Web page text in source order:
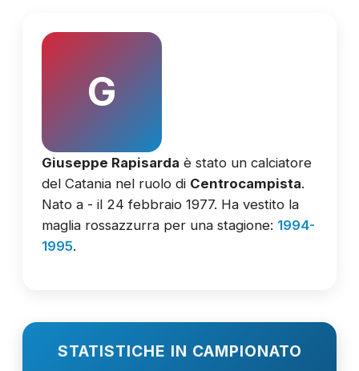
G
Giuseppe Rapisarda è stato un calciatore
del Catania nel ruolo di Centrocampista.
Nato a - il 24 febbraio 1977. Ha vestito la
maglia rossazzurra per una stagione: 1994-
1995.
STATISTICHE IN CAMPIONATO